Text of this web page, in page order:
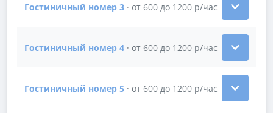
Гостиничный номер 3 · от 600 до 1200 р/час
Показать подробности зала Гостиничный номер 3
Гостиничный номер 4 · от 600 до 1200 р/час
Показать подробности зала Гостиничный номер 4
Гостиничный номер 5 · от 600 до 1200 р/час
Показать подробности зала Гостиничный номер 5